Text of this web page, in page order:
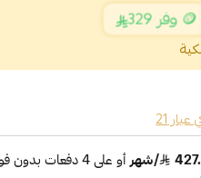
🪙 وفر 329
عيار 21